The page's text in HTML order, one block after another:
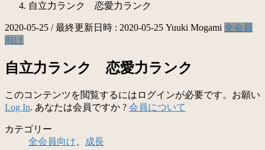
自立力ランク 恋愛力ランク
2020-05-25 / 最終更新日時 : 2020-05-25 Yuuki Mogami 全会員
向け
自立力ランク 恋愛力ランク
このコンテンツを閲覧するにはログインが必要です。お願い
Log In. あなたは会員ですか ? 会員について
カテゴリー
全会員向け
成長